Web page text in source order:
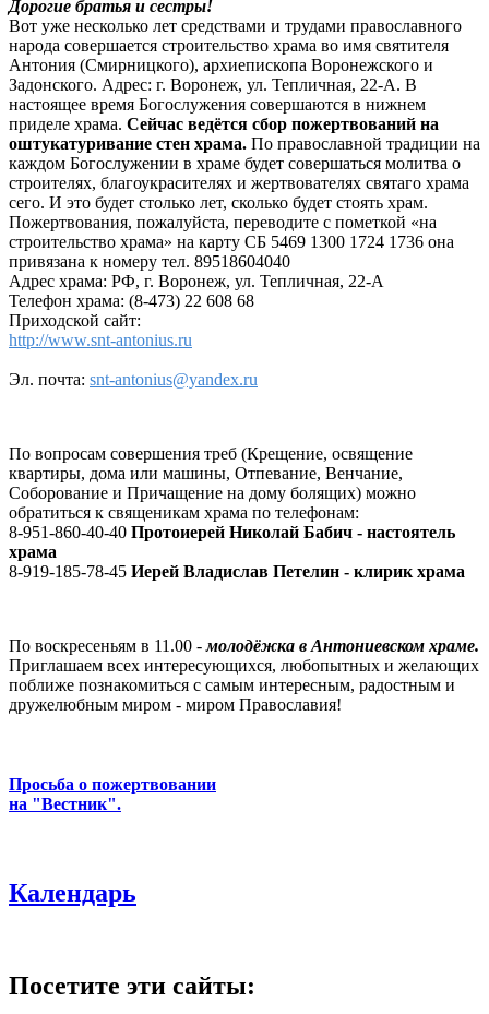
Дорогие братья и сестры!
Вот уже несколько лет средствами и трудами православного
народа совершается строительство храма во имя святителя
Антония (Смирницкого), архиепископа Воронежского и
Задонского. Адрес: г. Воронеж, ул. Тепличная, 22-А. В
настоящее время Богослужения совершаются в нижнем
приделе храма. Сейчас ведётся сбор пожертвований на
оштукатуривание стен храма. По православной традиции на
каждом Богослужении в храме будет совершаться молитва о
строителях, благоукрасителях и жертвователях святаго храма
сего. И это будет столько лет, сколько будет стоять храм.
Пожертвования, пожалуйста, переводите с пометкой «на
строительство храма» на карту СБ 5469 1300 1724 1736 она
привязана к номеру тел. 89518604040
Адрес храма: РФ, г. Воронеж, ул. Тепличная, 22-А
Телефон храма: (8-473) 22 608 68
Приходской сайт:
http://www.snt-antonius.ru
Эл. почта: snt-antonius@yandex.ru
По вопросам совершения треб (Крещение, освящение
квартиры, дома или машины, Отпевание, Венчание,
Соборование и Причащение на дому болящих) можно
обратиться к священикам храма по телефонам:
8-951-860-40-40 Протоиерей Николай Бабич - настоятель
храма
8-919-185-78-45 Иерей Владислав Петелин - клирик храма
По воскресеньям в 11.00 -молодёжка в Антониевском храме.
Приглашаем всех интересующихся, любопытных и желающих
поближе познакомиться с самым интересным, радостным и
дружелюбным миром - миром Православия!
Просьба о пожертвовании
на "Вестник".
Календарь
Посетите эти сайты: